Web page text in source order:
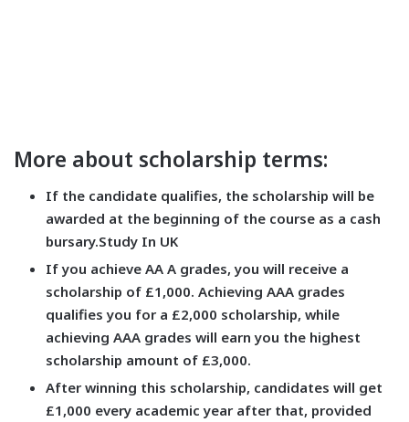
More about scholarship terms:
If the candidate qualifies, the scholarship will be
awarded at the beginning of the course as a cash
bursary.Study In UK
If you achieve AA A grades, you will receive a
scholarship of £1,000. Achieving AAA grades
qualifies you for a £2,000 scholarship, while
achieving AAA grades will earn you the highest
scholarship amount of £3,000.
After winning this scholarship, candidates will get
£1,000 every academic year after that, provided